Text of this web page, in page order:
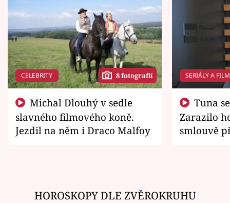
CELEBRITY 8 fotografií
slavného filmového koně.
Jezdil na něm i Draco Malfoy
SERIÁLY A
Zarazilo
smlouvě
HOROSKOPY DLE ZVĚROKRUHU